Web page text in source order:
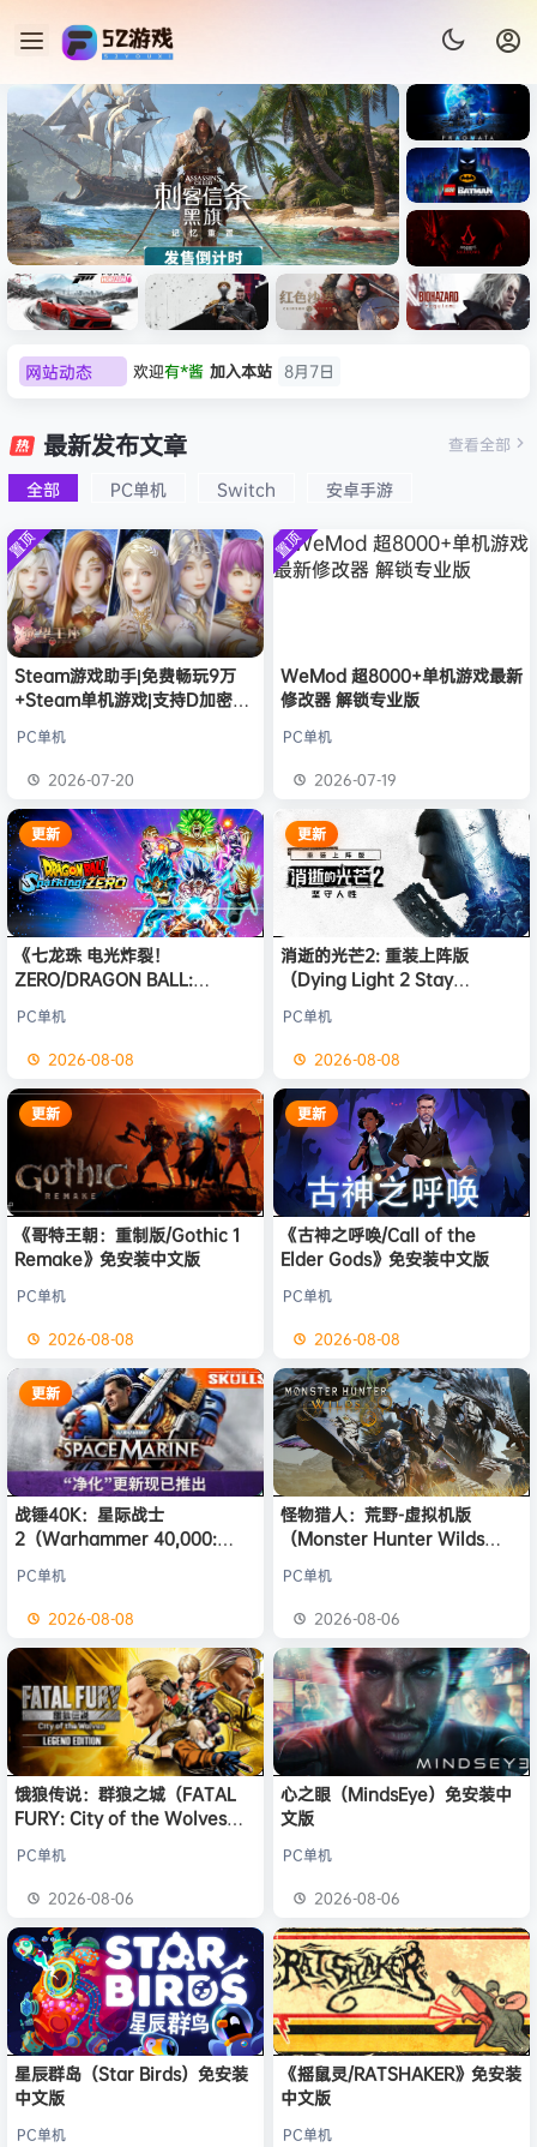
虚拟机版/Assassin’s Creed
HYPERVISOR》免安装中文
版
《识质存
在/PRAG
MATA》
免安装中
文版
《乐高蝙
蝠侠：黑
暗骑士之
Dark
Creed
拟机
速：地平
线
6（Forza
Horizon
6）免安装
中文版
心/Atomi
c
Heart》
文版
n Desert
HYPERVI
SOR）免
安装中文
版
9：安魂
Requiem
）免安装
中文版
网站动态
e******i 签到获取 43 点积分
欢迎e******i
欢迎普洱 加入本站
欢迎0**3 加入本站
8月6日
欢迎c***s 加入本站
8月6日
欢迎V****y 加入本站
8月6日
欢迎j***j 加入本站
欢迎1******4 加入本站
大**颠 签到获取 64 点积分
4小时前
欢迎大**颠 加入本站
4小时前
4小时前
最新发布文章
全部 PC单机 Switch 安卓手游
查看全部
置顶
Steam游戏助手|免费畅玩9万
+Steam单机游戏|支持D加密以
PC单机
2026-07-20
置顶
WeMod 超8000+单机游戏最新
修改器 解锁专业版
PC单机
2026-07-19
更新
《七龙珠 电光炸裂！
ZERO/DRAGON BALL:
版
PC单机
2026-08-08
更新
消逝的光芒2: 重装上阵版
（Dying Light 2 Stay
免安装中文版
PC单机
2026-08-08
更新
《哥特王朝：重制版/Gothic 1
Remake》免安装中文版
PC单机
2026-08-08
更新
《古神之呼唤/Call of the
Elder Gods》免安装中文版
PC单机
2026-08-08
更新
战锤40K：星际战士
2（Warhammer 40,000:
版
PC单机
2026-08-08
怪物猎人：荒野-虚拟机版
（Monster Hunter Wilds
PC单机
2026-08-06
饿狼传说：群狼之城（FATAL
FURY: City of the Wolves）
PC单机
2026-08-06
心之眼（MindsEye）免安装中
文版
PC单机
2026-08-06
星辰群岛（Star Birds）免安装
中文版
PC单机
《摇鼠灵/RATSHAKER》免安装
中文版
PC单机